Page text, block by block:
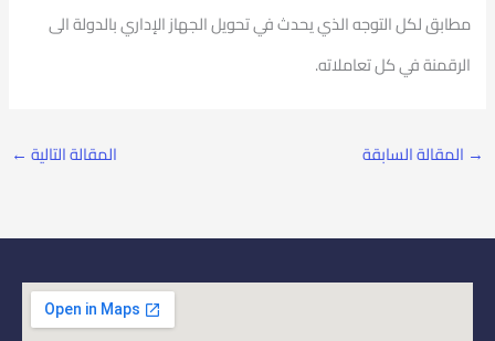
مطابق لكل التوجه الذي يحدث في تحويل الجهاز الإداري بالدولة الى
الرقمنة في كل تعاملاته.
→ المقالة السابقة المقالة التالية ←